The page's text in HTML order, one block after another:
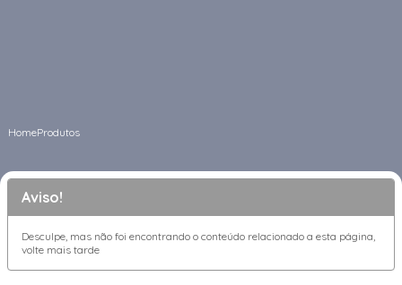
HomeProdutos
Aviso!
Desculpe, mas não foi encontrando o conteúdo relacionado a esta página,
volte mais tarde